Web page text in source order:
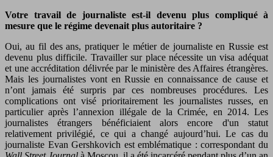
Votre travail de journaliste est-il devenu plus compliqué à
mesure que le régime devenait plus autoritaire ?
Oui, au fil des ans, pratiquer le métier de journaliste en Russie est
devenu plus difficile. Travailler sur place nécessite un visa adéquat
et une accréditation délivrée par le ministère des Affaires étrangères.
Mais les journalistes vont en Russie en connaissance de cause et
n’ont jamais été surpris par ces nombreuses procédures. Les
complications ont visé prioritairement les journalistes russes, en
particulier après l’annexion illégale de la Crimée, en 2014. Les
journalistes étrangers bénéficiaient alors encore d'un statut
relativement privilégié, ce qui a changé aujourd’hui. Le cas du
journaliste Evan Gershkovich est emblématique : correspondant du